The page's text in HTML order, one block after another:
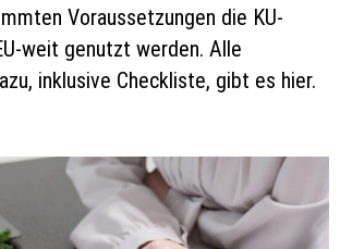
Voraussetzungen die KU-
weit genutzt werden. Alle
inklusive Checkliste, gibt es hier.